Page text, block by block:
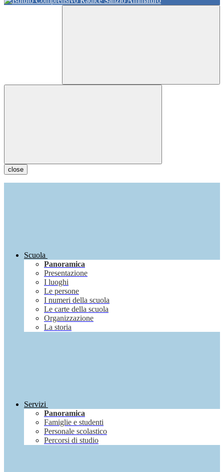
close
Scuola
Panoramica
Presentazione
I luoghi
Le persone
I numeri della scuola
Le carte della scuola
Organizzazione
La storia
Servizi
Panoramica
Famiglie e studenti
Personale scolastico
Percorsi di studio